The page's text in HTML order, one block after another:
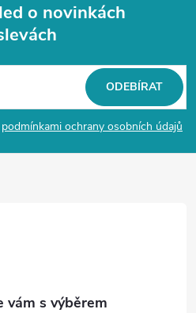
o novinkách
podmínkami ochrany osobních údajů
ODEBÍRAT